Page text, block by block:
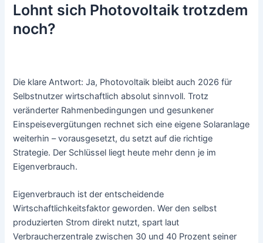
Lohnt sich Photovoltaik trotzdem
noch?
Die klare Antwort: Ja, Photovoltaik bleibt auch 2026 für
Selbstnutzer wirtschaftlich absolut sinnvoll. Trotz
veränderter Rahmenbedingungen und gesunkener
Einspeisevergütungen rechnet sich eine eigene Solaranlage
weiterhin – vorausgesetzt, du setzt auf die richtige
Strategie. Der Schlüssel liegt heute mehr denn je im
Eigenverbrauch.
Eigenverbrauch ist der entscheidende
Wirtschaftlichkeitsfaktor geworden. Wer den selbst
produzierten Strom direkt nutzt, spart laut
Verbraucherzentrale zwischen 30 und 40 Prozent seiner